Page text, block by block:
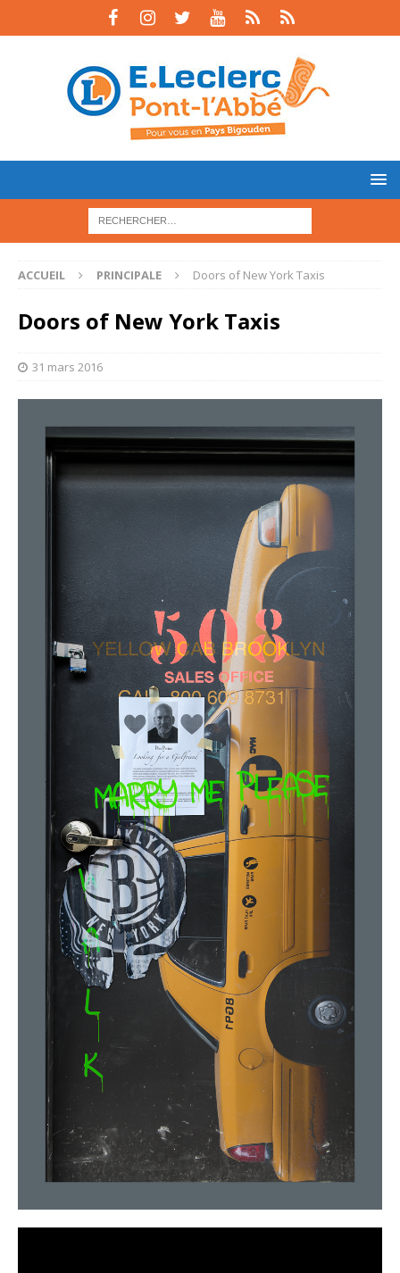
ACCUEIL PRINCIPALE Doors of New York Taxis
Doors of New York Taxis
31 mars 2016